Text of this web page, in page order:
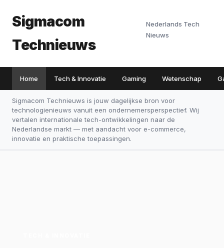
Sigmacom
Technieuws
Nederlands Tech
Nieuws
Home Tech & Innovatie Gaming Wetenschap
Sigmacom Technieuws is jouw dagelijkse bron voor
technologienieuws vanuit een ondernemersperspectief. Wij
vertalen internationale tech-ontwikkelingen naar de
Nederlandse markt — met aandacht voor e-commerce,
innovatie en praktische toepassingen.